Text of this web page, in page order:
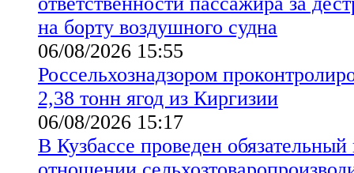
на борту воздушного судна
06/08/2026 15:55
Россельхознадзором
2,38 тонн ягод из Киргизии
06/08/2026 15:17
В Кузбассе проведен